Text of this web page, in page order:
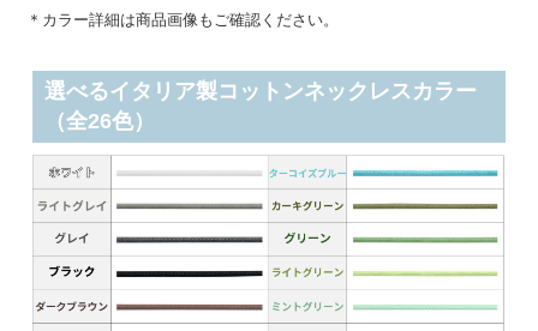
＊カラー詳細は商品画像もご確認ください。
選べるイタリア製コットンネックレスカラー
（全26色）